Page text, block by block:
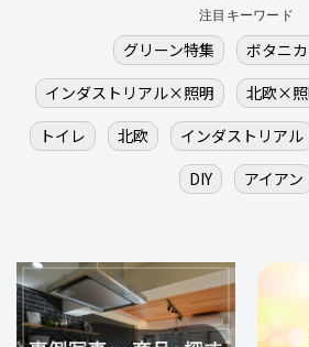
注目キーワード
グリーン特集
ボタニ
インダストリアル×照明
北欧×
トイレ
北欧 インダストリアル
DIY
アイアン